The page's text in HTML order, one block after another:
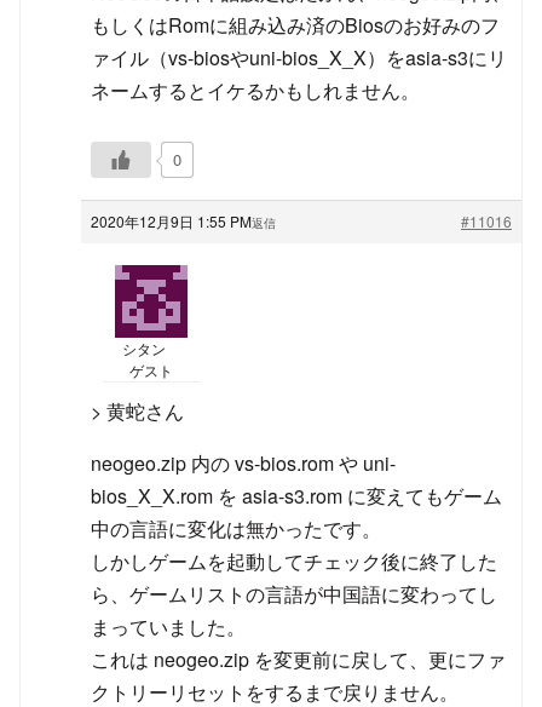
もしくはRomに組み込み済のBiosのお好みのフ
ァイル（vs-biosやuni-bios_X_X）をasia-s3にリ
ネームするとイケるかもしれません。
0
2020年12月9日 1:55 PM #11016
返信
シタン
ゲスト
> 黄蛇さん
neogeo.zip 内の vs-bios.rom や uni-
bios_X_X.rom を asia-s3.rom に変えてもゲーム
中の言語に変化は無かったです。
しかしゲームを起動してチェック後に終了した
ら、ゲームリストの言語が中国語に変わってし
まっていました。
これは neogeo.zip を変更前に戻して、更にファ
クトリーリセットをするまで戻りません。